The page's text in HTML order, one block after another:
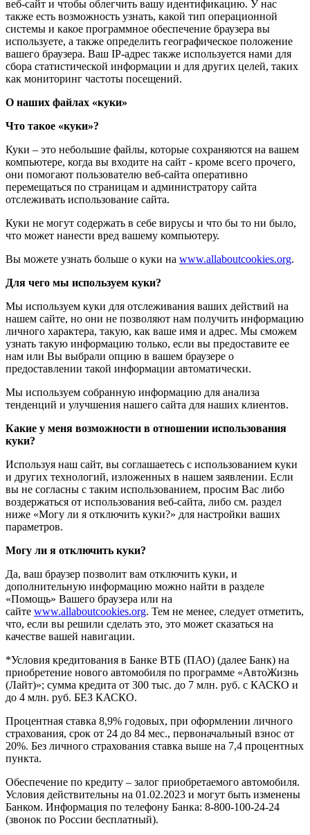
веб-сайт и чтобы облегчить вашу идентификацию. У нас
также есть возможность узнать, какой тип операционной
системы и какое программное обеспечение браузера вы
используете, а также определить географическое положение
вашего браузера. Ваш IP-адрес также используется нами для
сбора статистической информации и для других целей, таких
как мониторинг частоты посещений.
О наших файлах «куки»
Что такое «куки»?
Куки – это небольшие файлы, которые сохраняются на вашем
компьютере, когда вы входите на сайт - кроме всего прочего,
они помогают пользователю веб-сайта оперативно
перемещаться по страницам и администратору сайта
отслеживать использование сайта.
Куки не могут содержать в себе вирусы и что бы то ни было,
что может нанести вред вашему компьютеру.
Вы можете узнать больше о куки на www.allaboutcookies.org.
Для чего мы используем куки?
Мы используем куки для отслеживания ваших действий на
нашем сайте, но они не позволяют нам получить информацию
личного характера, такую, как ваше имя и адрес. Мы сможем
узнать такую информацию только, если вы предоставите ее
нам или Вы выбрали опцию в вашем браузере о
предоставлении такой информации автоматически.
Мы используем собранную информацию для анализа
тенденций и улучшения нашего сайта для наших клиентов.
Какие у меня возможности в отношении использования
куки?
Используя наш сайт, вы соглашаетесь с использованием куки
и других технологий, изложенных в нашем заявлении. Если
вы не согласны с таким использованием, просим Вас либо
воздержаться от использования веб-сайта, либо см. раздел
ниже «Могу ли я отключить куки?» для настройки ваших
параметров.
Могу ли я отключить куки?
Да, ваш браузер позволит вам отключить куки, и
дополнительную информацию можно найти в разделе
«Помощь» Вашего браузера или на
сайте www.allaboutcookies.org. Тем не менее, следует отметить,
что, если вы решили сделать это, это может сказаться на
качестве вашей навигации.
*Условия кредитования в Банке ВТБ (ПАО) (далее Банк) на
приобретение нового автомобиля по программе «АвтоЖизнь
(Лайт)»; сумма кредита от 300 тыс. до 7 млн. руб. с КАСКО и
до 4 млн. руб. БЕЗ КАСКО.
Процентная ставка 8,9% годовых, при оформлении личного
страхования, срок от 24 до 84 мес., первоначальный взнос от
20%. Без личного страхования ставка выше на 7,4 процентных
пункта.
Обеспечение по кредиту – залог приобретаемого автомобиля.
Условия действительны на 01.02.2023 и могут быть изменены
Банком. Информация по телефону Банка: 8-800-100-24-24
(звонок по России бесплатный).